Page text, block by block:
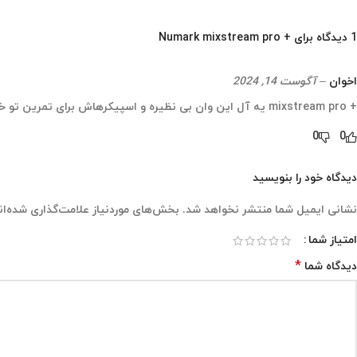
1 دیدگاه برای + Numark mixstream pro
اخوان – آگوست 14, 2024
+ mixstream pro یه آل این وان بی نظیره و اسپیکرهاش برای تمرین تو خونه خیلی کارایی داره
0
0
دیدگاه خود را بنویسید
نشانی ایمیل شما منتشر نخواهد شد. بخش‌های موردنیاز علامت‌گذاری
امتیاز شما
دیدگاه شما *